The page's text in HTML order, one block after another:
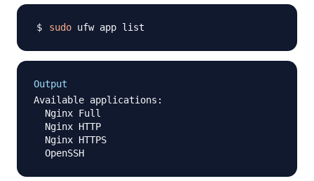
sudo
Output
Available applications:
  Nginx Full
  Nginx HTTP
  Nginx HTTPS